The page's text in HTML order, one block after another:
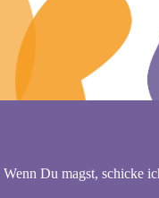
Wenn Du magst, schicke